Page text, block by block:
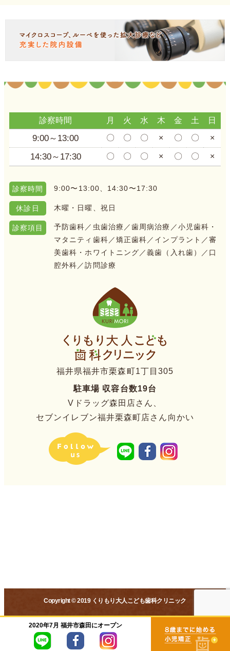
福井県福井市栗森町1丁目305
駐車場 収容台数19台
Vドラッグ森田店さん、
セブンイレブン福井栗森町店さん向かい
診察時間 月 火 水 木 金 土 日
9:00～13:00 〇 〇 〇 × 〇 〇 ×
14:30～17:30 〇 〇 〇 × 〇 〇 ×
診察時間 9:00〜13:00、14:30〜17:30
休診日 木曜・日曜、祝日
診察項目
予防歯科／虫歯治療／歯周病治療／小児歯科・
マタニティ歯科／矯正歯科／ インプラント／審
美歯科・ホワイトニング／義歯（入れ歯）／口
腔外科／訪問診療
Copyright © 2019 くりもり大人こども歯科クリニック
2020年7月 福井市森田にオープン